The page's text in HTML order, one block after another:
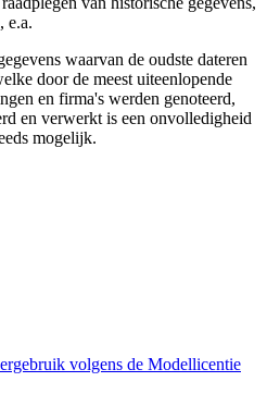
e.a.
waarvan de oudste dateren
door de meest uiteenlopende
en firma's werden genoteerd,
en verwerkt is een onvolledigheid
mogelijk.
volgens de Modellicentie